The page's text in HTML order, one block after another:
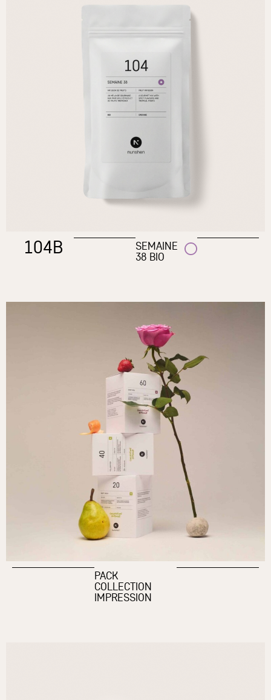
104B SEMAINE
38 BIO
PACK
COLLECTION
IMPRESSION